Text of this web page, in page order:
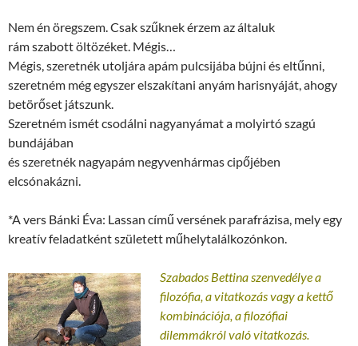
Nem én öregszem. Csak szűknek érzem az általuk
rám szabott öltözéket. Mégis…
Mégis, szeretnék utoljára apám pulcsijába bújni és eltűnni,
szeretném még egyszer elszakítani anyám harisnyáját, ahogy
betörőset játszunk.
Szeretném ismét csodálni nagyanyámat a molyirtó szagú
bundájában
és szeretnék nagyapám negyvenhármas cipőjében
elcsónakázni.
*A vers Bánki Éva: Lassan című versének parafrázisa, mely egy
kreatív feladatként született műhelytalálkozónkon.
Szabados Bettina szenvedélye a
filozófia, a vitatkozás vagy a kettő
kombinációja, a filozófiai
dilemmákról való vitatkozás.